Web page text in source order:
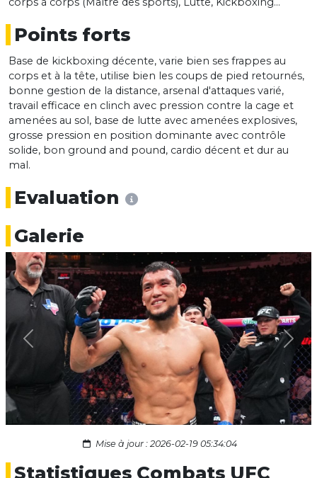
Points forts
Base de kickboxing décente, varie bien ses frappes au
corps et à la tête, utilise bien les coups de pied retournés,
bonne gestion de la distance, arsenal d'attaques varié,
travail efficace en clinch avec pression contre la cage et
amenées au sol, base de lutte avec amenées explosives,
grosse pression en position dominante avec contrôle
solide, bon ground and pound, cardio décent et dur au
mal.
Evaluation
Galerie
Previous Next
Mise à jour : 2026-02-19 05:34:04
Statistiques Combats UFC